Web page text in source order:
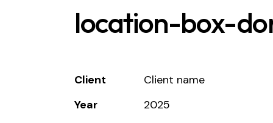
location-box-
Client
Client name
Year
2025